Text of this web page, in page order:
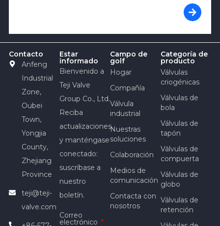
Contacto
Anfeng
Industrial
Zone,
Oubei
Town,
Yongjia
County,
Zhejiang
Province
teji@teji-
valve.com
Estar
informado
Bienvenido a
Teji Valve
Group Co., Ltd.
Reciba
actualizaciones
y manténgase
conectado:
suscríbase a
nuestro
boletín.
Correo
electrónico
Campo de
golf
Hogar
Compañía
Válvula
industrial
Nuestras
soluciones
Colaboración
Medios de
comunicación
Contacta con
nosotros
Categoría de
producto
Válvulas
criogénicas
Válvulas de
bola
Válvulas de
tapón
Válvulas de
compuerta
Válvulas de
globo
Válvulas de
retención